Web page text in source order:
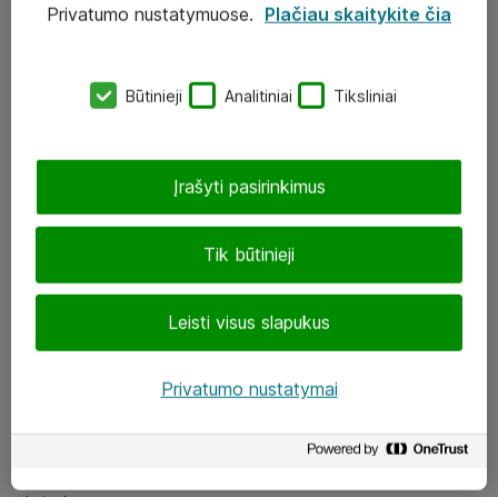
eShop@atea.lt
LinkedIn
Privatumo nustatymuose. Plačiau skaitykite čia
Būtinieji Analitiniai Tiksliniai
Tik būtinieji
Leisti visus slapukus
Įrašyti pasirinkimus
Privatumo nustatymai